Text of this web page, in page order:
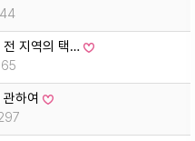
전 지역의 택…
하여